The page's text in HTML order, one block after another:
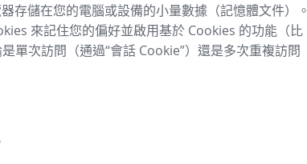
存儲在您的電腦或設備的小量數據（記憶體文件）。
來記住您的偏好並啟用基於 Cookies 的功能（比
單次訪問（通過“會話 Cookie”）還是多次重複訪問